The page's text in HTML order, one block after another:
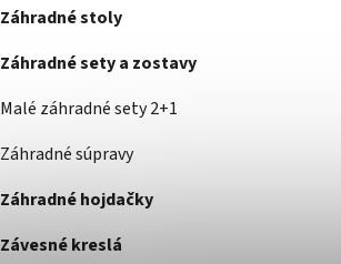
Záhradné stoly
Záhradné sety a zostavy
Malé záhradné sety 2+1
Záhradné súpravy
Záhradné hojdačky
Závesné kreslá